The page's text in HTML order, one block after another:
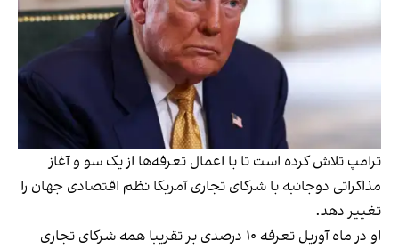
ترامپ تلاش کرده است تا با اعمال تعرفه‌ها از یک سو و آغاز
مذاکراتی دوجانبه با شرکای تجاری آمریکا نظم اقتصادی جهان را
تغییر دهد.
او در ماه آوریل تعرفه ۱۰ درصدی بر تقریبا همه شرکای تجاری